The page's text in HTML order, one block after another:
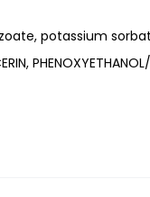
potassium